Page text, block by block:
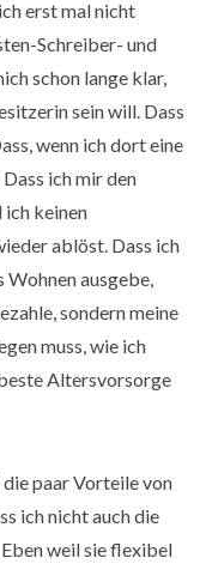
erst mal nicht
Schreiber- und
schon lange klar,
sein will. Dass
wenn ich dort eine
ich mir den
ich keinen
ablöst. Dass ich
ausgebe,
sondern meine
muss, wie ich
Altersvorsorge
paar Vorteile von
ich nicht auch die
weil sie flexibel